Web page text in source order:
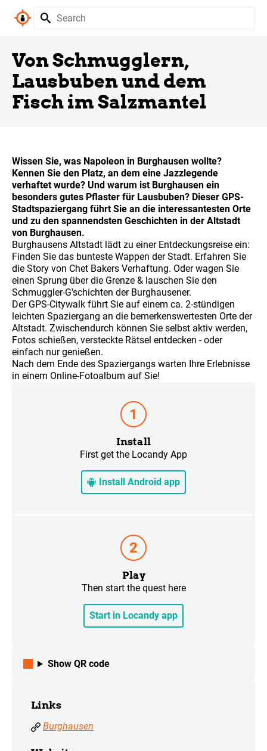
Von Schmugglern,
Lausbuben und dem
Fisch im Salzmantel
Install
First get the Locandy App
Install Android app
Play
Then start the quest here
Start in Locandy app
Show QR code
Links
Burghausen
Wissen Sie, was Napoleon in Burghausen wollte?
Kennen Sie den Platz, an dem eine Jazzlegende
verhaftet wurde? Und warum ist Burghausen ein
besonders gutes Pflaster für Lausbuben? Dieser GPS-
Stadtspaziergang führt Sie an die interessantesten Orte
und zu den spannendsten Geschichten in der Altstadt
von Burghausen.
Burghausens Altstadt lädt zu einer Entdeckungsreise ein:
Finden Sie das bunteste Wappen der Stadt. Erfahren Sie
die Story von Chet Bakers Verhaftung. Oder wagen Sie
einen Sprung über die Grenze & lauschen Sie den
Schmuggler-G'schichten der Burghausener.
Der GPS-Citywalk führt Sie auf einem ca. 2-stündigen
leichten Spaziergang an die bemerkenswertesten Orte der
Altstadt. Zwischendurch können Sie selbst aktiv werden,
Fotos schießen, versteckte Rätsel entdecken - oder
einfach nur genießen.
Nach dem Ende des Spaziergangs warten Ihre Erlebnisse
in einem Online-Fotoalbum auf Sie!